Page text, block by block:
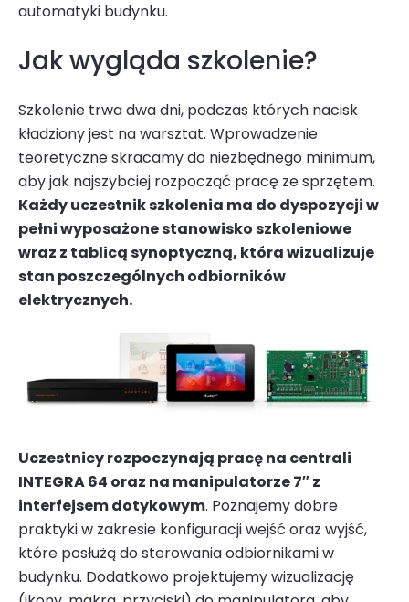
automatyki budynku.
Jak wygląda szkolenie?
Szkolenie trwa dwa dni, podczas których nacisk
kładziony jest na warsztat. Wprowadzenie
teoretyczne skracamy do niezbędnego minimum,
aby jak najszybciej rozpocząć pracę ze sprzętem.
Każdy uczestnik szkolenia ma do dyspozycji w
pełni wyposażone stanowisko szkoleniowe
wraz z tablicą synoptyczną, która wizualizuje
stan poszczególnych odbiorników
elektrycznych.
Uczestnicy rozpoczynają pracę na centrali
INTEGRA 64 oraz na manipulatorze 7″ z
interfejsem dotykowym. Poznajemy dobre
praktyki w zakresie konfiguracji wejść oraz wyjść,
które posłużą do sterowania odbiornikami w
budynku. Dodatkowo projektujemy wizualizację